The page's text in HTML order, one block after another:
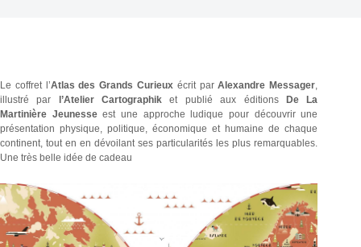
Le coffret l’Atlas des Grands Curieux écrit parAlexandre Messager,
illustré par
l’Atelier Cartographik et publié aux éditions
De La
Martinière Jeunesseest une approche ludique pour découvrir une
présentation physique, politique, économique et humaine de chaque
continent, tout en en dévoilant ses particularités les plus remarquables.
Une très belle idée de cadeau